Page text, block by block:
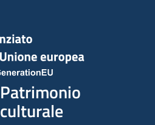
Patrimonio
culturale